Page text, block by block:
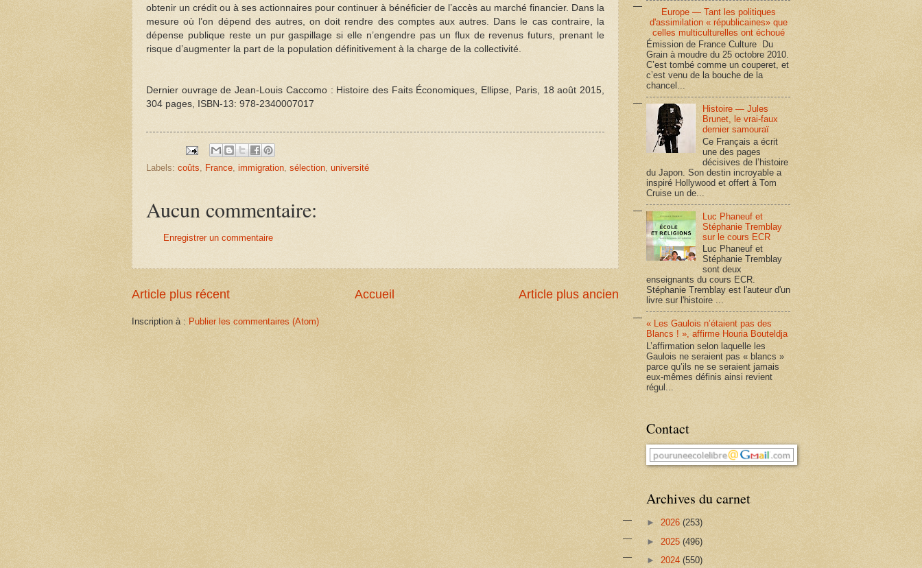
obtenir un crédit ou à ses actionnaires pour continuer à bénéficier de l’accès au marché financier. Dans la
mesure où l’on dépend des autres, on doit rendre des comptes aux autres. Dans le cas contraire, la
dépense publique reste un pur gaspillage si elle n’engendre pas un flux de revenus futurs, prenant le
risque d’augmenter la part de la population définitivement à la charge de la collectivité.
Dernier ouvrage de Jean-Louis Caccomo : Histoire des Faits Économiques, Ellipse, Paris, 18 août 2015,
304 pages, ISBN-13: 978-2340007017
Labels: coûts, France, immigration, sélection, université
Aucun commentaire:
Enregistrer un commentaire
Article plus récent Article plus ancien
Accueil
Inscription à : Publier les commentaires (Atom)
Europe — Tant les politiques
d'assimilation « républicaines» que
celles multiculturelles ont échoué
Émission de France Culture Du
Grain à moudre du 25 octobre 2010.
C’est tombé comme un couperet, et
c’est venu de la bouche de la
chancel...
Histoire — Jules
Brunet, le vrai-faux
dernier samouraï
Ce Français a écrit
une des pages
décisives de l’histoire
du Japon. Son destin incroyable a
inspiré Hollywood et offert à Tom
Cruise un de...
Luc Phaneuf et
Stéphanie Tremblay
sur le cours ECR
Luc Phaneuf et
Stéphanie Tremblay
sont deux
enseignants du cours ECR.
Stéphanie Tremblay est l'auteur d'un
livre sur l'histoire ...
« Les Gaulois n’étaient pas des
Blancs ! », affirme Houria Bouteldja
L’affirmation selon laquelle les
Gaulois ne seraient pas « blancs »
parce qu’ils ne se seraient jamais
eux-mêmes définis ainsi revient
régul...
Contact
Archives du carnet
► 2026 (253)
► 2025 (496)
► 2024 (550)